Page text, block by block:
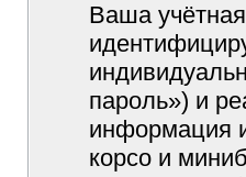
Ваша
пароль») и
информация
корсо и